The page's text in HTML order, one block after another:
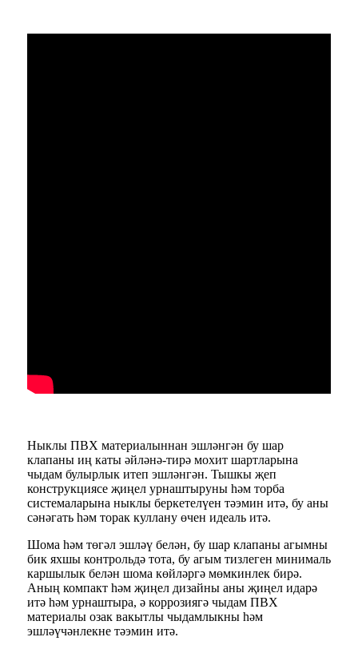
Ныклы ПВХ материалыннан эшләнгән бу шар
клапаны иң каты әйләнә-тирә мохит шартларына
чыдам булырлык итеп эшләнгән. Тышкы җеп
конструкциясе җиңел урнаштыруны һәм торба
системаларына ныклы беркетелүен тәэмин итә, бу аны
сәнәгать һәм торак куллану өчен идеаль итә.
Шома һәм төгәл эшләү белән, бу шар клапаны агымны
бик яхшы контрольдә тота, бу агым тизлеген минималь
каршылык белән шома көйләргә мөмкинлек бирә.
Аның компакт һәм җиңел дизайны аны җиңел идарә
итә һәм урнаштыра, ә коррозиягә чыдам ПВХ
материалы озак вакытлы чыдамлыкны һәм
эшләүчәнлекне тәэмин итә.